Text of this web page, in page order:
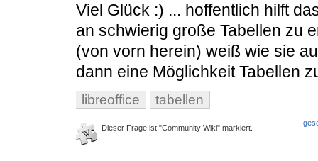
Viel Glück :) ... hoffentlich hilft
an schwierig große Tabellen zu
(von vorn herein) weiß wie sie
dann eine Möglichkeit Tabellen
libreoffice tabellen
Dieser Frage ist "Community Wiki" markiert.